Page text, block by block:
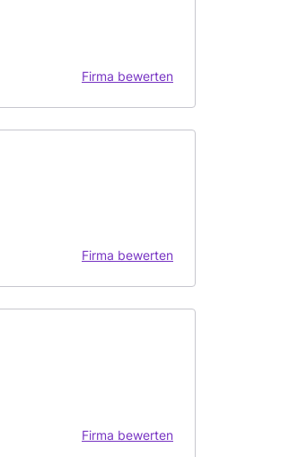
Firma bewerten
Firma bewerten
Firma bewerten